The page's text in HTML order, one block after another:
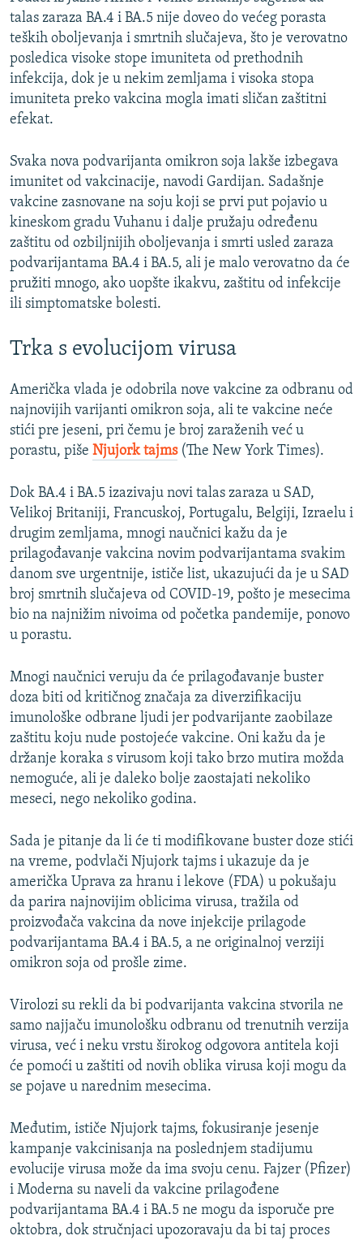
talas zaraza BA.4 i BA.5 nije doveo do većeg porasta
teških oboljevanja i smrtnih slučajeva, što je verovatno
posledica visoke stope imuniteta od prethodnih
infekcija, dok je u nekim zemljama i visoka stopa
imuniteta preko vakcina mogla imati sličan zaštitni
efekat.
Svaka nova podvarijanta omikron soja lakše izbegava
imunitet od vakcinacije, navodi Gardijan. Sadašnje
vakcine zasnovane na soju koji se prvi put pojavio u
kineskom gradu Vuhanu i dalje pružaju određenu
zaštitu od ozbiljnijih oboljevanja i smrti usled zaraza
podvarijantama BA.4 i BA.5, ali je malo verovatno da će
pružiti mnogo, ako uopšte ikakvu, zaštitu od infekcije
ili simptomatske bolesti.
Trka s evolucijom virusa
Američka vlada je odobrila nove vakcine za odbranu od
najnovijih varijanti omikron soja, ali te vakcine neće
stići pre jeseni, pri čemu je broj zaraženih već u
porastu, piše Njujork tajms(The New York Times).
Dok BA.4 i BA.5 izazivaju novi talas zaraza u SAD,
Velikoj Britaniji, Francuskoj, Portugalu, Belgiji, Izraelu i
drugim zemljama, mnogi naučnici kažu da je
prilagođavanje vakcina novim podvarijantama svakim
danom sve urgentnije, ističe list, ukazujući da je u SAD
broj smrtnih slučajeva od COVID-19, pošto je mesecima
bio na najnižim nivoima od početka pandemije, ponovo
u porastu.
Mnogi naučnici veruju da će prilagođavanje buster
doza biti od kritičnog značaja za diverzifikaciju
imunološke odbrane ljudi jer podvarijante zaobilaze
zaštitu koju nude postojeće vakcine. Oni kažu da je
držanje koraka s virusom koji tako brzo mutira možda
nemoguće, ali je daleko bolje zaostajati nekoliko
meseci, nego nekoliko godina.
Sada je pitanje da li će ti modifikovane buster doze stići
na vreme, podvlači Njujork tajms i ukazuje da je
američka Uprava za hranu i lekove (FDA) u pokušaju
da parira najnovijim oblicima virusa, tražila od
proizvođača vakcina da nove injekcije prilagode
podvarijantama BA.4 i BA.5, a ne originalnoj verziji
omikron soja od prošle zime.
Virolozi su rekli da bi podvarijanta vakcina stvorila ne
samo najjaču imunološku odbranu od trenutnih verzija
virusa, već i neku vrstu širokog odgovora antitela koji
će pomoći u zaštiti od novih oblika virusa koji mogu da
se pojave u narednim mesecima.
Međutim, ističe Njujork tajms, fokusiranje jesenje
kampanje vakcinisanja na poslednjem stadijumu
evolucije virusa može da ima svoju cenu. Fajzer (Pfizer)
i Moderna su naveli da vakcine prilagođene
podvarijantama BA.4 i BA.5 ne mogu da isporuče pre
oktobra, dok stručnjaci upozoravaju da bi taj proces